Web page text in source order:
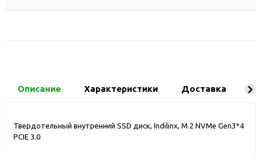
Описание Характеристики Доставка
Твердотельный внутренний SSD диск, Indilinx, M.2 NVMe Gen3*4
PCIE 3.0